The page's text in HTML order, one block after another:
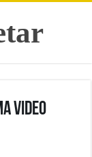
Video